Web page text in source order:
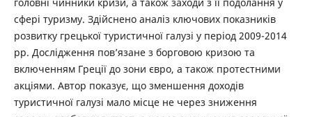
сфері туризму. Здійснено аналіз ключових показників
розвитку грецької туристичної галузі у період 2009-2014
рр. Дослідження пов’язане з борговою кризою та
включенням Греції до зони євро, а також протестними
акціями. Автор показує, що зменшення доходів
туристичної галузі мало місце не через зниження